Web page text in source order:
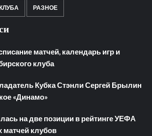
РАЗНОЕ
матчей, календарь игр и
клуба
Кубка Стэнли Сергей Брылин
«Динамо»
на две позиции в рейтинге УЕФА
клубов